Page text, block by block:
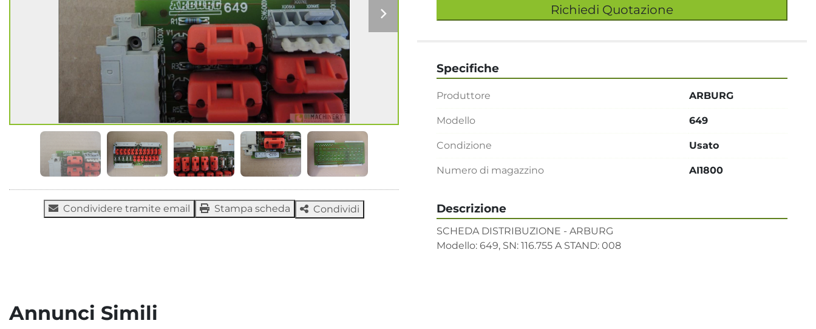
Condividere tramite email Stampa scheda Condividi
Richiedi Quotazione
Descrizione
SCHEDA DISTRIBUZIONE - ARBURG
Modello: 649, SN: 116.755 A STAND: 008
Specifiche
Produttore ARBURG
Modello 649
Condizione Usato
Numero di magazzino AI1800
Annunci Simili